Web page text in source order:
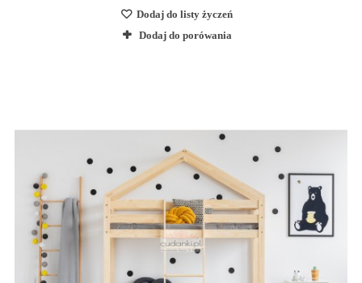
Dodaj do listy życzeń
Dodaj do porówania